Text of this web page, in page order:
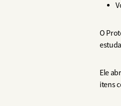
O
Ele
itens